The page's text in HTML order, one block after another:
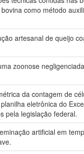
como método
artesanal de queijo
zoonose
da contagem de
eletrônica do
pela legislação federal.
artificial em